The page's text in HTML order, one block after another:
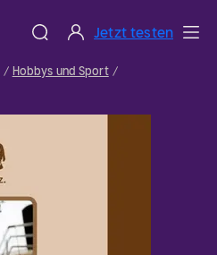
Jetzt testen
Hobbys und Sport